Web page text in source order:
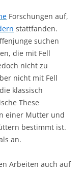
Forschungen auf,
stattfanden.
suchen
die mit Fell
nicht zu
nicht mit Fell
klassisch
These
einer Mutter und
bestimmt ist.
an.
Arbeiten auch auf